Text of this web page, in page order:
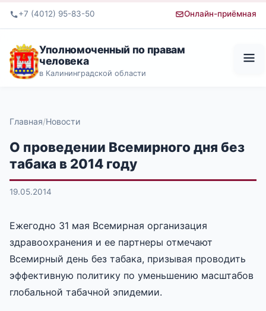
+7 (4012) 95-83-50 Онлайн-приёмная
Уполномоченный по правам
человека
в Калининградской области
Главная Новости
О проведении Всемирного дня без
табака в 2014 году
19.05.2014
Ежегодно 31 мая Всемирная организация
здравоохранения и ее партнеры отмечают
Всемирный день без табака, призывая проводить
эффективную политику по уменьшению масштабов
глобальной табачной эпидемии.